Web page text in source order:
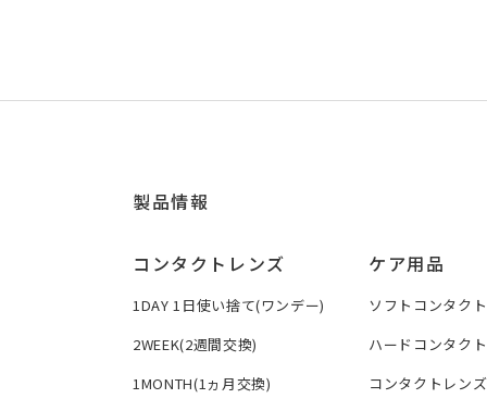
製品情報
コンタクトレンズ
1DAY 1日使い捨て(ワンデー)
2WEEK(2週間交換)
1MONTH(1ヵ月交換)
ケア用品
ソフトコンタク
ハードコンタク
コンタクトレン